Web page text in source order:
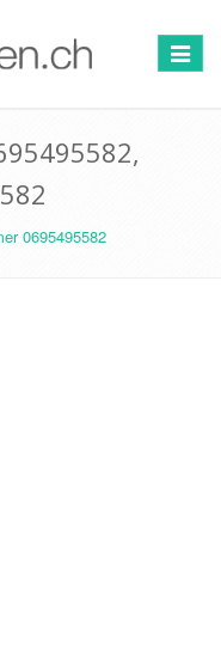
Toggle
0695495582